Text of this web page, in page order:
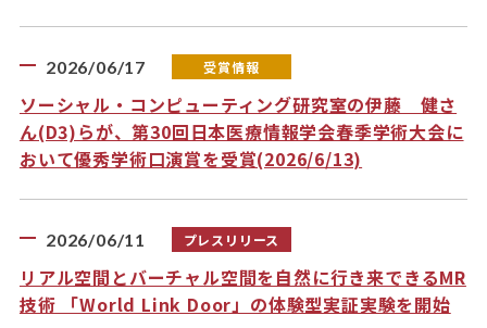
2026/06/17 受賞情報
ソーシャル・コンピューティング研究室の伊藤 健さ
ん(D3)らが、第30回日本医療情報学会春季学術大会に
おいて優秀学術口演賞を受賞(2026/6/13)
2026/06/11 プレスリリース
リアル空間とバーチャル空間を自然に行き来できるMR
技術 「World Link Door」の体験型実証実験を開始